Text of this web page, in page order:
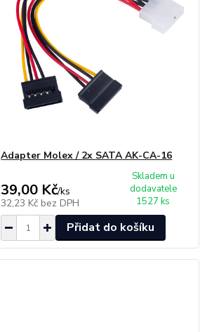
Adapter Molex / 2x SATA AK-CA-16
39,00 Kč/ks
32,23 Kč bez DPH
Skladem u
dodavatele
1527 ks
Přidat do košíku